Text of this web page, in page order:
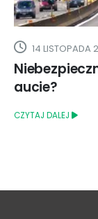
14 LISTOPADA
DALEJ